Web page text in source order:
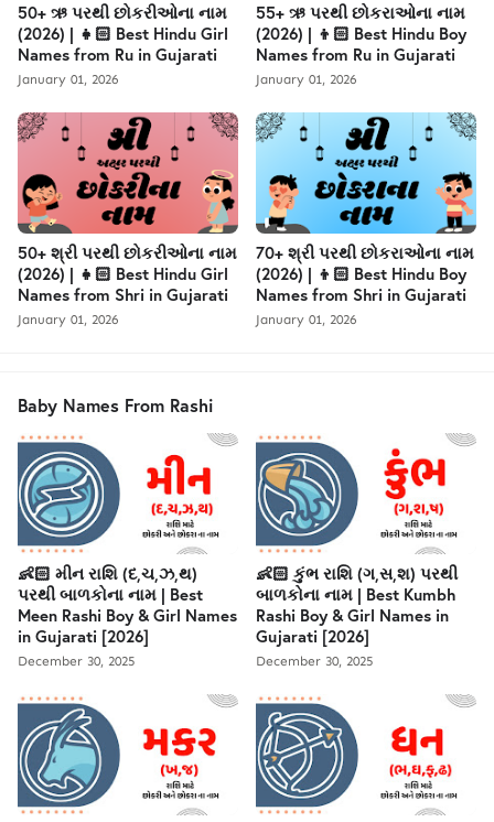
50+ ઋ પરથી છોકરીઓના નામ
(2026) | 👧🏻 Best Hindu Girl
Names from Ru in Gujarati
January 01, 2026
55+ ઋ પરથી છોકરાઓના નામ
(2026) | 👦🏻 Best Hindu Boy
Names from Ru in Gujarati
January 01, 2026
50+ શ્રી પરથી છોકરીઓના નામ
(2026) | 👧🏻 Best Hindu Girl
Names from Shri in Gujarati
January 01, 2026
70+ શ્રી પરથી છોકરાઓના નામ
(2026) | 👦🏻 Best Hindu Boy
Names from Shri in Gujarati
January 01, 2026
Baby Names From Rashi
👶🏻 મીન રાશિ (દ,ચ,ઝ,થ)
પરથી બાળકોના નામ | Best
Meen Rashi Boy & Girl Names
in Gujarati [2026]
December 30, 2025
👶🏻 કુંભ રાશિ (ગ,સ,શ) પરથી
બાળકોના નામ | Best Kumbh
Rashi Boy & Girl Names in
Gujarati [2026]
December 30, 2025